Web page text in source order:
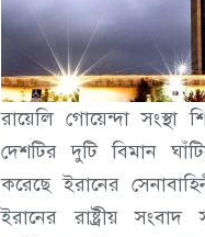
রায়েলি গোয়েন্দা
দেশটির দুটি বিমান
করেছে ইরানের
ইরানের রাষ্ট্রীয়